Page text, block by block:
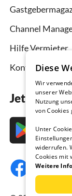
Channel
Hilfe Vermieter
Kontakt
Jetzt die
Diese
Wir
unserer
Nutzung
von Cookies
Unter
widerrufen.
Cookies mit
Weitere